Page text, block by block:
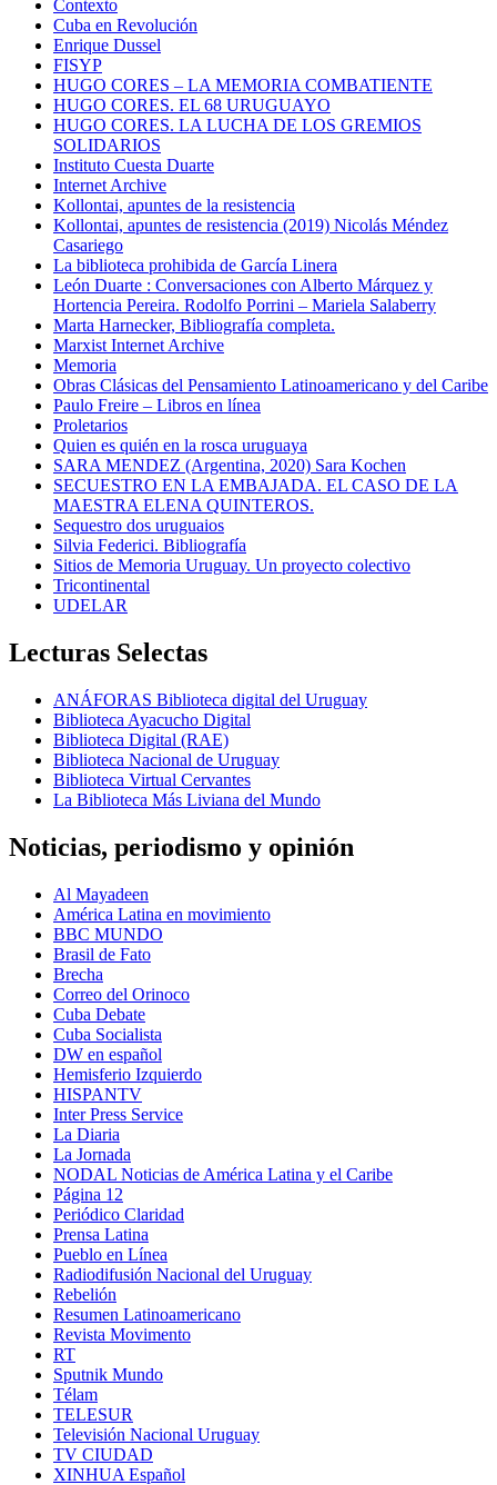
Contexto
Cuba en Revolución
Enrique Dussel
FISYP
HUGO CORES – LA MEMORIA COMBATIENTE
HUGO CORES. EL 68 URUGUAYO
HUGO CORES. LA LUCHA DE LOS GREMIOS
SOLIDARIOS
Instituto Cuesta Duarte
Internet Archive
Kollontai, apuntes de la resistencia
Kollontai, apuntes de resistencia (2019) Nicolás Méndez
Casariego
La biblioteca prohibida de García Linera
León Duarte : Conversaciones con Alberto Márquez y
Hortencia Pereira. Rodolfo Porrini – Mariela Salaberry
Marta Harnecker, Bibliografía completa.
Marxist Internet Archive
Memoria
Obras Clásicas del Pensamiento Latinoamericano y del Caribe
Paulo Freire – Libros en línea
Proletarios
Quien es quién en la rosca uruguaya
SARA MENDEZ (Argentina, 2020) Sara Kochen
SECUESTRO EN LA EMBAJADA. EL CASO DE LA
MAESTRA ELENA QUINTEROS.
Sequestro dos uruguaios
Silvia Federici. Bibliografía
Sitios de Memoria Uruguay. Un proyecto colectivo
Tricontinental
UDELAR
Lecturas Selectas
ANÁFORAS Biblioteca digital del Uruguay
Biblioteca Ayacucho Digital
Biblioteca Digital (RAE)
Biblioteca Nacional de Uruguay
Biblioteca Virtual Cervantes
La Biblioteca Más Liviana del Mundo
Noticias, periodismo y opinión
Al Mayadeen
América Latina en movimiento
BBC MUNDO
Brasil de Fato
Brecha
Correo del Orinoco
Cuba Debate
Cuba Socialista
DW en español
Hemisferio Izquierdo
HISPANTV
Inter Press Service
La Diaria
La Jornada
NODAL Noticias de América Latina y el Caribe
Página 12
Periódico Claridad
Prensa Latina
Pueblo en Línea
Radiodifusión Nacional del Uruguay
Rebelión
Resumen Latinoamericano
Revista Movimento
RT
Sputnik Mundo
Télam
TELESUR
Televisión Nacional Uruguay
TV CIUDAD
XINHUA Español